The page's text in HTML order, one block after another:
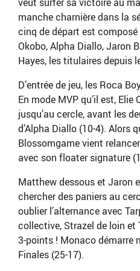
manche charnière dans la
cinq de départ est
Okobo, Alpha Diallo, Jaron
Hayes, les titulaires depuis
D’entrée de jeu, les Roca
En mode MVP qu’il est,
jusqu’au cercle, avant les
d’Alpha Diallo (10-4). Alors
Blossomgame vient
avec son floater signature
Matthew dessous et Jaron
chercher des paniers au
oublier l’alternance avec
collective, Strazel de loin et
3-points ! Monaco démarre
Finales (25-17).